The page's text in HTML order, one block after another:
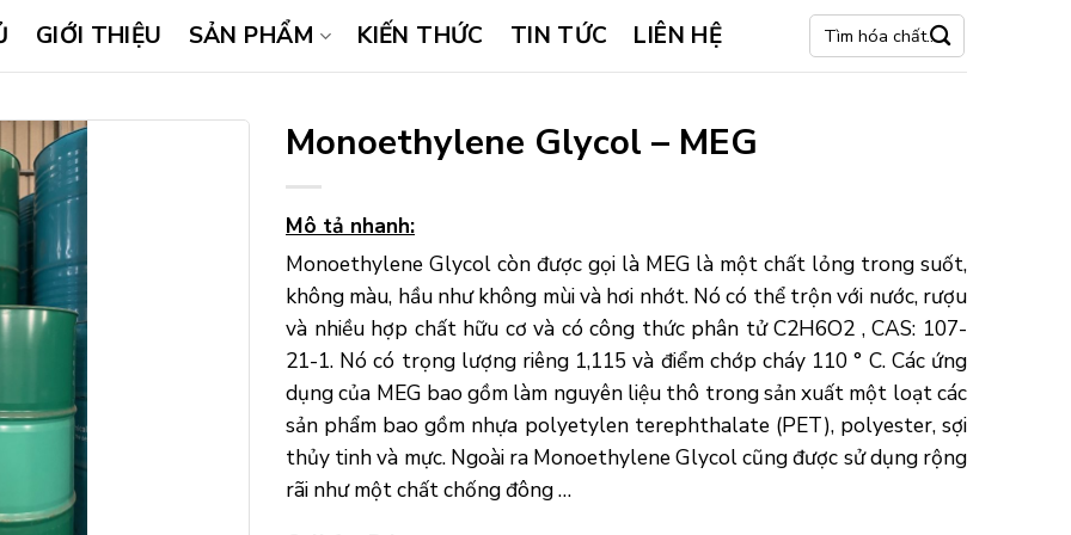
GIỚI THIỆU SẢN PHẨM KIẾN THỨC TIN TỨC LIÊN HỆ
Tìm
kiếm:
Monoethylene Glycol – MEG
Mô tả nhanh:
Monoethylene Glycol còn được gọi là MEG là một chất lỏng trong suốt,
không màu, hầu như không mùi và hơi nhớt. Nó có thể trộn với nước, rượu
và nhiều hợp chất hữu cơ và có công thức phân tử C2H6O2 , CAS: 107-
21-1. Nó có trọng lượng riêng 1,115 và điểm chớp cháy 110 ° C. Các ứng
dụng của MEG bao gồm làm nguyên liệu thô trong sản xuất một loạt các
sản phẩm bao gồm nhựa polyetylen terephthalate (PET), polyester, sợi
thủy tinh và mực. Ngoài ra Monoethylene Glycol cũng được sử dụng rộng
rãi như một chất chống đông …